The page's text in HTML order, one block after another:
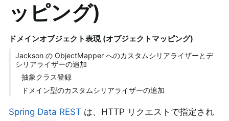
ッピング)
ドメインオブジェクト表現 (オブジェクトマッピング)
Jackson の ObjectMapper へのカスタムシリアライザーとデ
シリアライザーの追加
抽象クラス登録
ドメイン型のカスタムシリアライザーの追加
Spring Data REST は、HTTP リクエストで指定され